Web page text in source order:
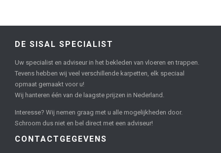
DE SISAL SPECIALIST
Uw specialist en adviseur in het bekleden van vloeren en trappen.
Tevens hebben wij veel verschillende karpetten, elk speciaal
opmaat gemaakt voor u!
Wij hanteren één van de laagste prijzen in Nederland.
Interesse? Wij nemen graag met u alle mogelijkheden door.
Schroom dus niet en bel direct met een adviseur!
CONTACTGEGEVENS